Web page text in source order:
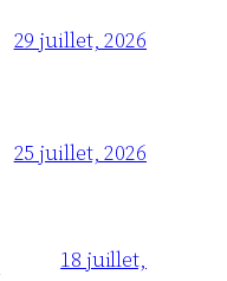
29 juillet, 2026
25 juillet, 2026
18 juillet,